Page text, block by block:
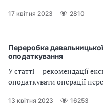
17 квітня 2023 2810
Переробка
оподаткування
У статті — рекомендації
оподаткувати операції
13 квітня 2023 16253